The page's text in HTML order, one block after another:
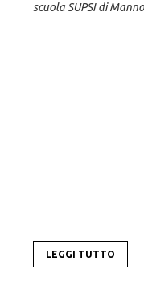
scuola SUPSI di
LEGGI TUTTO